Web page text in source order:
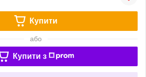
Купити
або
Купити з